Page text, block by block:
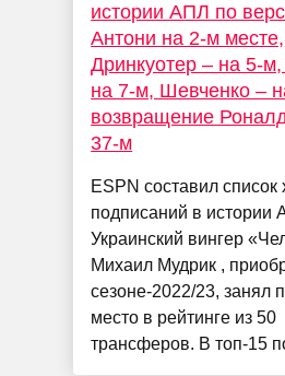
истории АПЛ по
Антони на 2-м месте,
Дринкуотер – на 5-м,
на 7-м, Шевченко –
возвращение
37-м
ESPN составил список
подписаний в истории
Украинский вингер
Михаил Мудрик ,
сезоне-2022/23, занял
место в рейтинге из 50
трансферов. В топ-15